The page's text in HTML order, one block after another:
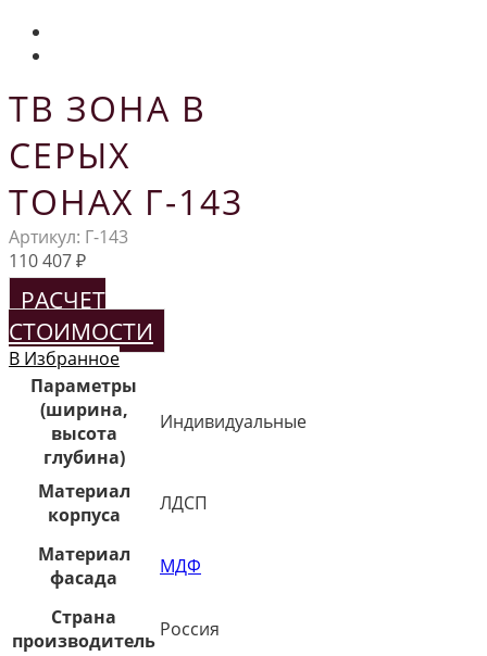
ТВ ЗОНА В
СЕРЫХ
ТОНАХ Г-143
Артикул: Г-143
110 407₽
РАСЧЕТ
СТОИМОСТИ
В Избранное
Параметры
(ширина,
высота
глубина)
Индивидуальные
Материал
корпуса
ЛДСП
Материал
фасада
МДФ
Страна
производитель Россия